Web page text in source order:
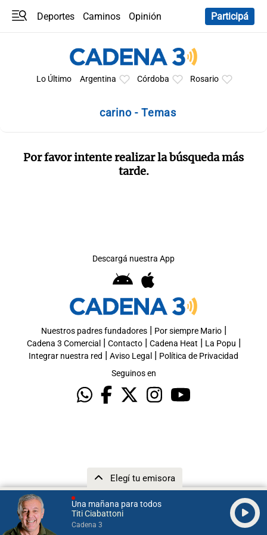
Una mañana para todos
Titi Ciabattoni
Cadena 3
Elegí tu emisora
Deportes Caminos
Opinión
Participá
Lo Último Argentina Córdoba Rosario
carino - Temas
Por favor intente realizar la búsqueda más
tarde.
Descargá nuestra App
Nuestros padres fundadores| Por siempre Mario|
Cadena 3 Comercial | Contacto| Cadena Heat | La Popu |
Integrar nuestra red | Aviso Legal | Política de Privacidad
Seguinos en